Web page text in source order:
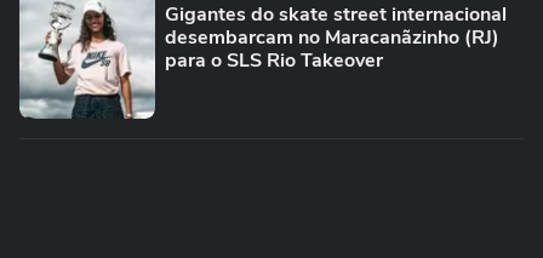
Gigantes do skate street internacional
desembarcam no Maracanãzinho (RJ)
para o SLS Rio Takeover